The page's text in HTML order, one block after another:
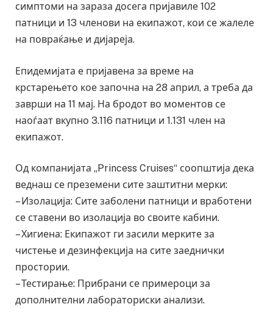
симптоми на зараза досега пријавиле 102
патници и 13 членови на екипажот, кои се жалеле
на повраќање и дијареја.
Епидемијата е пријавена за време на
крстарењето кое започна на 28 април, а треба да
заврши на 11 мај. На бродот во моментов се
наоѓаат вкупно 3.116 патници и 1.131 член на
екипажот.
Од компанијата „Princess Cruises“ соопштија дека
веднаш се преземени сите заштитни мерки:
– Изолација: Сите заболени патници и вработени
се ставени во изолација во своите кабини.
– Хигиена: Екипажот ги засили мерките за
чистење и дезинфекција на сите заеднички
простории.
– Тестирање: Прибрани се примероци за
дополнителни лабораториски анализи.